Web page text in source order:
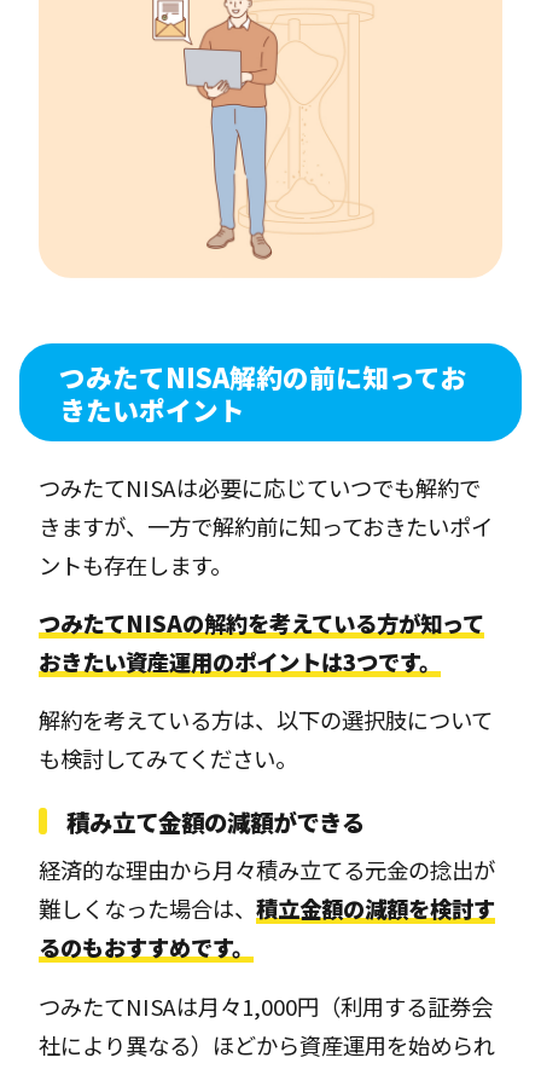
つみたてNISA解約の前に知ってお
きたいポイント
つみたてNISAは必要に応じていつでも解約で
きますが、一方で解約前に知っておきたいポイ
ントも存在します。
つみたてNISAの解約を考えている方が知って
おきたい資産運用のポイントは3つです。
解約を考えている方は、以下の選択肢について
も検討してみてください。
積み立て金額の減額ができる
経済的な理由から月々積み立てる元金の捻出が
難しくなった場合は、積立金額の減額を検討す
るのもおすすめです。
つみたてNISAは月々1,000円（利用する証券会
社により異なる）ほどから資産運用を始められ